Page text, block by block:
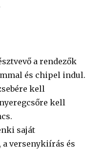
a rendezők
és chipel indul.
kell
kell
saját
versenykiírás és